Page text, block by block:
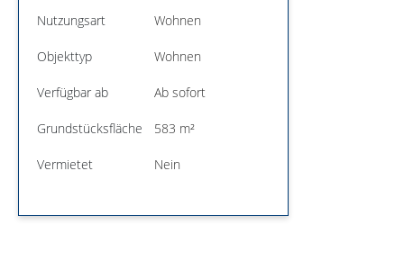
Nutzungsart Wohnen
Objekttyp Wohnen
Verfügbar ab Ab sofort
Grundstücksfläche 583 m²
Vermietet Nein